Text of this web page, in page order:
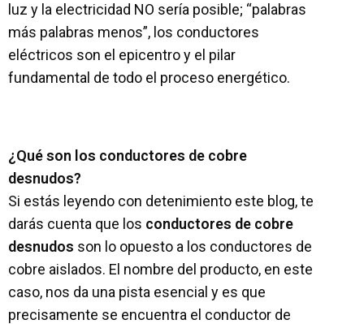
luz y la electricidad NO sería posible; “palabras
más palabras menos”, los conductores
eléctricos son el epicentro y el pilar
fundamental de todo el proceso energético.
¿Qué son los conductores de cobre
desnudos?
Si estás leyendo con detenimiento este blog, te
darás cuenta que los conductores de cobre
desnudos son lo opuesto a los conductores de
cobre aislados. El nombre del producto, en este
caso, nos da una pista esencial y es que
precisamente se encuentra el conductor de